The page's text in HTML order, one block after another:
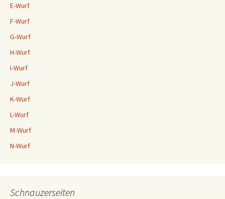
E-Wurf
F-Wurf
G-Wurf
H-Wurf
I-Wurf
J-Wurf
K-Wurf
L-Wurf
M-Wurf
N-Wurf
Schnauzerseiten